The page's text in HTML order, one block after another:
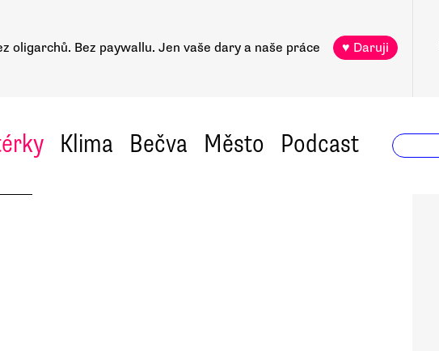
oligarchů. Bez paywallu. Jen vaše dary a naše práce ♥ Daruji
Klima Bečva Město Podcast